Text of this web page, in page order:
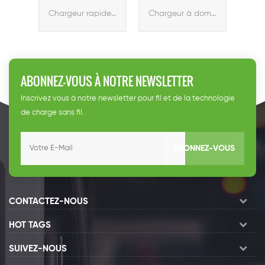
11kw chargeur
Chargeur rapide EV avec socket type 2
Accueil
Chargeur
Chargeur à domicile EV
ABONNEZ-VOUS À NOTRE NEWSLETTER
Inscrivez vous à notre newsletter pour fil et de la technologie
de charge sans fil.
ABONNEZ-VOUS
CONTACTEZ-NOUS
HOT TAGS
SUIVEZ-NOUS